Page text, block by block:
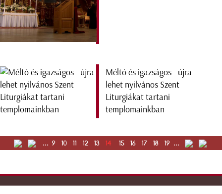
Méltó és igazságos - újra
lehet nyilvános Szent
Liturgiákat tartani
templomainkban
... 9 10 11 12 13 14 15 16 17 18 19 ...